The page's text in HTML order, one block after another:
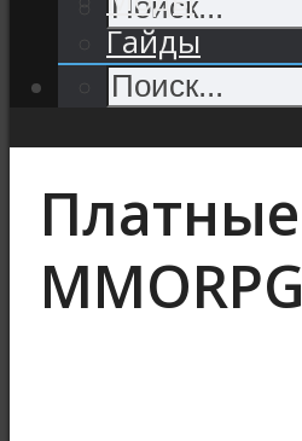
Гайды
Платные
MMORPG